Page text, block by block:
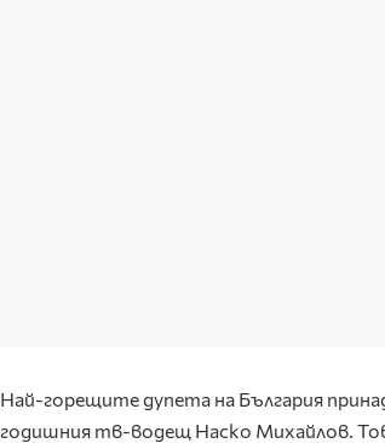
Най-горещите дупета на България
годишния тв-водещ Наско Михайлов.